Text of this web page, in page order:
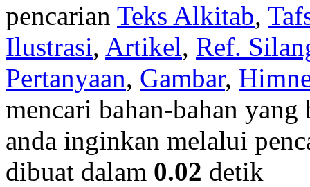
pencarian Teks Alkitab,
Ilustrasi, Artikel, Ref.
Pertanyaan, Gambar,
mencari bahan-bahan
anda inginkan melalui
dibuat dalam 0.02 detik